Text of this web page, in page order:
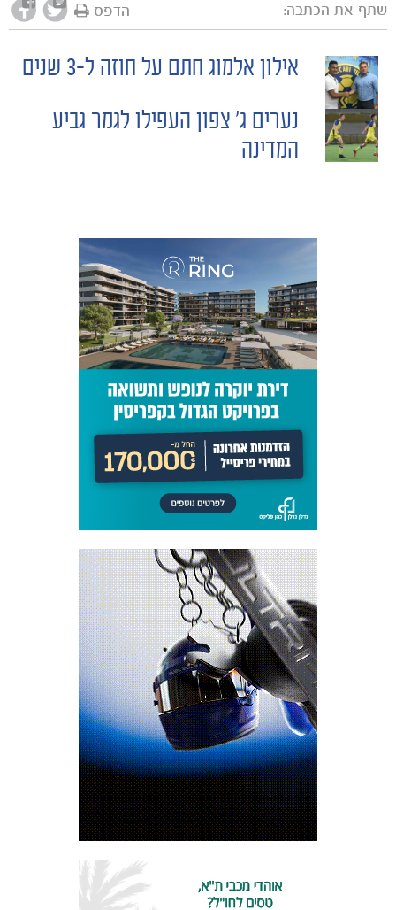
שתף את הכתבה: הדפס
POST
NAVIGATION
אילון אלמוג חתם על חוזה ל-3 שנים
נערים ג׳ צפון העפילו לגמר גביע
המדינה